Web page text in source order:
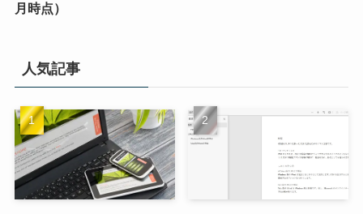
月時点）
人気記事